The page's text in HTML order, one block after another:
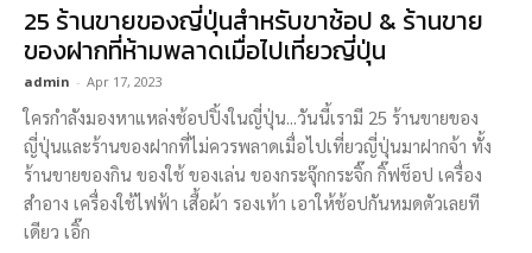
25 ร้านขายของญี่ปุ่นสำหรับขาช้อป & ร้านขาย
ของฝากที่ห้ามพลาดเมื่อไปเที่ยวญี่ปุ่น
admin - Apr 17, 2023
ใครกำลังมองหาแหล่งช้อปปิ้งในญี่ปุ่น...วันนี้เรามี 25 ร้านขายของ
ญี่ปุ่นและร้านของฝากที่ไม่ควรพลาดเมื่อไปเที่ยวญี่ปุ่นมาฝากจ้า ทั้ง
ร้านขายของกิน ของใช้ ของเล่น ของกระจุ๊กกระจิ๊ก กิ๊ฟช็อป เครื่อง
สำอาง เครื่องใช้ไฟฟ้า เสื้อผ้า รองเท้า เอาให้ช้อปกันหมดตัวเลยที
เดียว เอิ๊ก